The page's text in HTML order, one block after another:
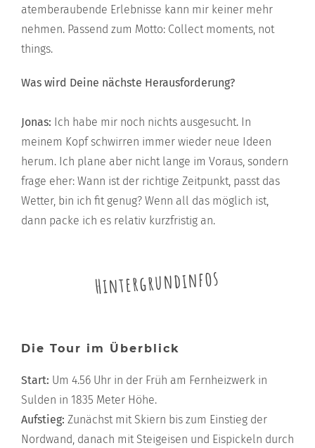
atemberaubende Erlebnisse kann mir keiner mehr
nehmen. Passend zum Motto: Collect moments, not
things.
Was wird Deine nächste Herausforderung?
Jonas: Ich habe mir noch nichts ausgesucht. In
meinem Kopf schwirren immer wieder neue Ideen
herum. Ich plane aber nicht lange im Voraus, sondern
frage eher: Wann ist der richtige Zeitpunkt, passt das
Wetter, bin ich fit genug? Wenn all das möglich ist,
dann packe ich es relativ kurzfristig an.
Hintergrundinfos
Die Tour im Überblick
Start: Um 4.56 Uhr in der Früh am Fernheizwerk in
Sulden in 1835 Meter Höhe.
Aufstieg: Zunächst mit Skiern bis zum Einstieg der
Nordwand, danach mit Steigeisen und Eispickeln durch